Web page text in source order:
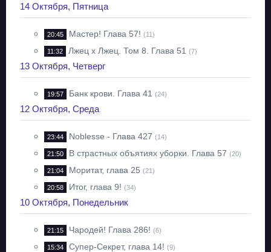
14 Октября, Пятница
20:45 Мастер! Глава 57! (11)
11:32 Лжец х Лжец. Том 8. Глава 51 (7)
13 Октября, Четверг
19:57 Банк крови. Глава 41 (24)
12 Октября, Среда
23:44 Noblesse - Глава 427 (14)
21:50 В страстных объятиях уборки. Глава 57 (20)
21:04 Моритат, глава 25 (21)
20:58 Итог, глава 9! (34)
10 Октября, Понедельник
21:15 Чародей! Глава 286! (6)
15:34 Супер-Секрет, глава 14! (9)